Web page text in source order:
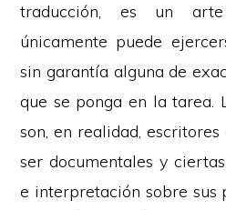
traducción, es un
únicamente puede
sin garantía alguna de
que se ponga en la tarea.
son, en realidad,
ser documentales y
e interpretación sobre sus